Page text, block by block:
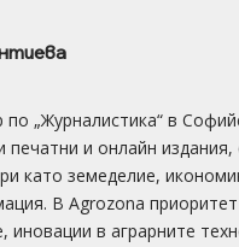
„Журналистика“ в
печатни и онлайн
като земеделие,
В Аgrozona
в аграрните